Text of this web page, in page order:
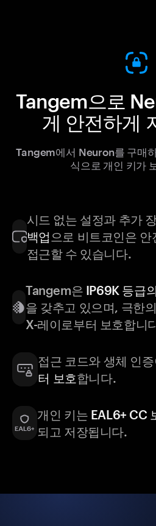
Tangem으로
게 안전하게
Tangem에서 Neuron를 구매
식으로 개인 키가
시드 없는 설정과 추가
백업 으로 비트코인은
접근할 수 있습니다.
Tangem은 IP69K 등급
을 갖추고 있으며, 극한
X-레이로부터 보호합니
접근 코드와 생체 인증
터 보호합니다.
개인 키는 EAL6+ CC
되고 저장됩니다.